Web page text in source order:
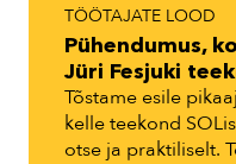
TÖÖTAJATE LOOD
Pühendumus,
Jüri Fesjuki
Tõstame esile
kelle teekond
otse ja praktiliselt.